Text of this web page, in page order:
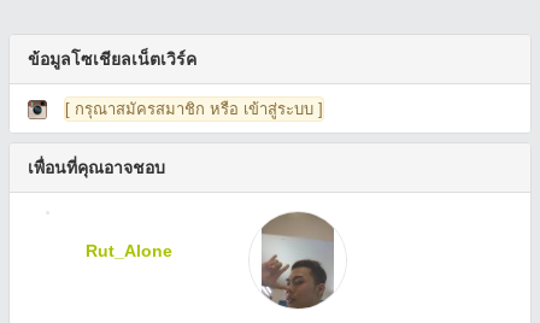
ข้อมูลโซเชียลเน็ตเวิร์ค
[ กรุณาสมัครสมาชิก หรือ เข้าสู่ระบบ ]
เพื่อนที่คุณอาจชอบ
Rut_Alone